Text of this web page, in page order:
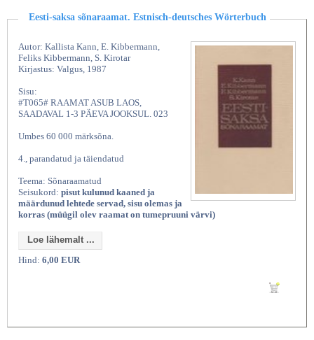
Eesti-saksa sõnaraamat. Estnisch-deutsches Wörterbuch
Autor: Kallista Kann, E. Kibbermann,
Feliks Kibbermann, S. Kirotar
Kirjastus: Valgus, 1987
Sisu:
#T065# RAAMAT ASUB LAOS,
SAADAVAL 1-3 PÄEVA JOOKSUL. 023
Umbes 60 000 märksõna.
4., parandatud ja täiendatud
Teema: Sõnaraamatud
Seisukord: pisut kulunud kaaned ja
määrdunud lehtede servad, sisu olemas ja
korras (müügil olev raamat on tumepruuni värvi)
Loe lähemalt ...
Hind: 6,00 EUR